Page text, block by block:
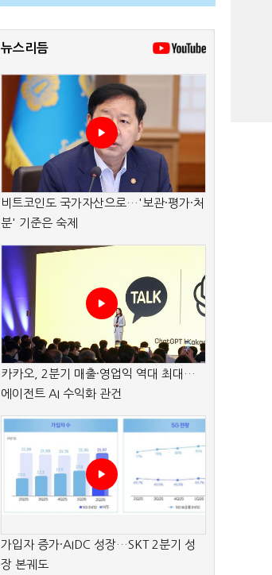
뉴스리듬
비트코인도 국가자산으로…'보관·평가·처
분' 기준은 숙제
카카오, 2분기 매출·영업익 역대 최대…
에이전트 AI 수익화 관건
가입자 증가·AIDC 성장…SKT 2분기 성
장 본궤도